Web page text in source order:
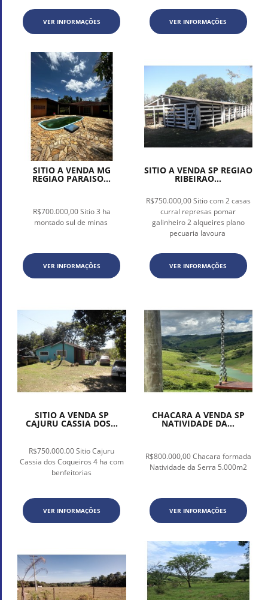
VER INFORMAÇÕES VER INFORMAÇÕES
SITIO A VENDA MG
REGIAO PARAISO...
R$700.000,00 Sitio 3 ha
montado sul de minas
VER INFORMAÇÕES
SITIO A VENDA SP REGIAO
RIBEIRAO...
R$750.000,00 Sitio com 2 casas
curral represas pomar
galinheiro 2 alqueires plano
pecuaria lavoura
VER INFORMAÇÕES
SITIO A VENDA SP
CAJURU CASSIA DOS...
R$750.000.00 Sitio Cajuru
Cassia dos Coqueiros 4 ha com
benfeitorias
VER INFORMAÇÕES
CHACARA A VENDA SP
NATIVIDADE DA...
R$800.000,00 Chacara formada
Natividade da Serra 5.000m2
VER INFORMAÇÕES